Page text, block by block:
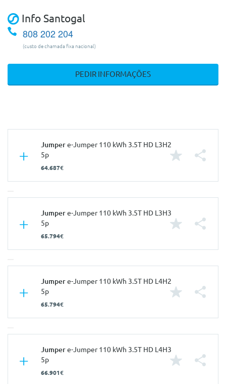
Info Santogal
808 202 204
(custo de chamada fixa nacional)
PEDIR INFORMAÇÕES
Jumpere-Jumper 110 kWh 3.5T HD L3H2
5p
64.687€
Características
Carroçaria
Portas
5
Nº de Lugares
3
Nº de Viatura
940592
Prestações
Velocidade Máxima
130 Km/h
Aceleração dos 0-100km/h
10.00 seg
Consumos
Combustível
Elétrico
Jumpere-Jumper 110 kWh 3.5T HD L3H3
5p
65.794€
Características
Carroçaria
Portas
5
Nº de Lugares
3
Nº de Viatura
940593
Prestações
Jumpere-Jumper 110 kWh 3.5T HD L4H2
5p
65.794€
Características
Carroçaria
Jumpere-Jumper 110 kWh 3.5T HD L4H3
5p
66.901€